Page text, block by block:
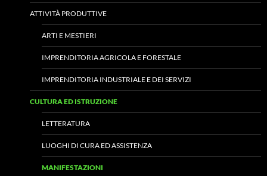
ATTIVITÀ PRODUTTIVE
ARTI E MESTIERI
IMPRENDITORIA AGRICOLA E FORESTALE
IMPRENDITORIA INDUSTRIALE E DEI SERVIZI
CULTURA ED ISTRUZIONE
LETTERATURA
LUOGHI DI CURA ED ASSISTENZA
MANIFESTAZIONI